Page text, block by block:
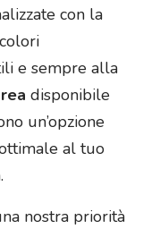
con la
e sempre alla
disponibile
un’opzione
al tuo
nostra priorità